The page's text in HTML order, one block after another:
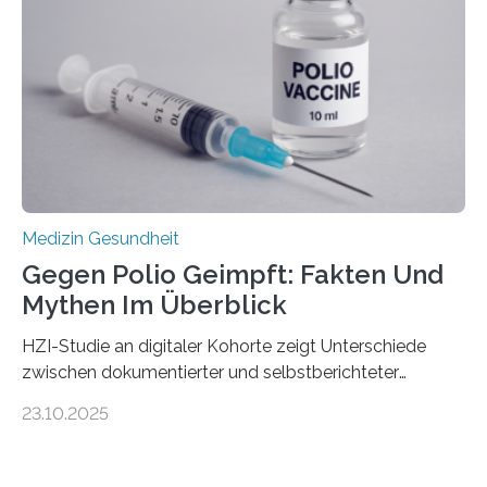
Gewebe verschonen. Forschende um Daniel Merk vom
Hertie-Institut für klinische Hirnforschung am
Universitätsklinikum Tübingen haben eine solche
Schwachstelle im Erbgut einer Untergruppe des
Medulloblastoms gefunden. Die Wilhelm Sander-
Stiftung unterstützte das Projekt…
Medizin Gesundheit
Gegen Polio Geimpft: Fakten Und
Mythen Im Überblick
HZI-Studie an digitaler Kohorte zeigt Unterschiede
zwischen dokumentierter und selbstberichteter
Kinderlähmung, ist eine ansteckende Krankheit, die
23.10.2025